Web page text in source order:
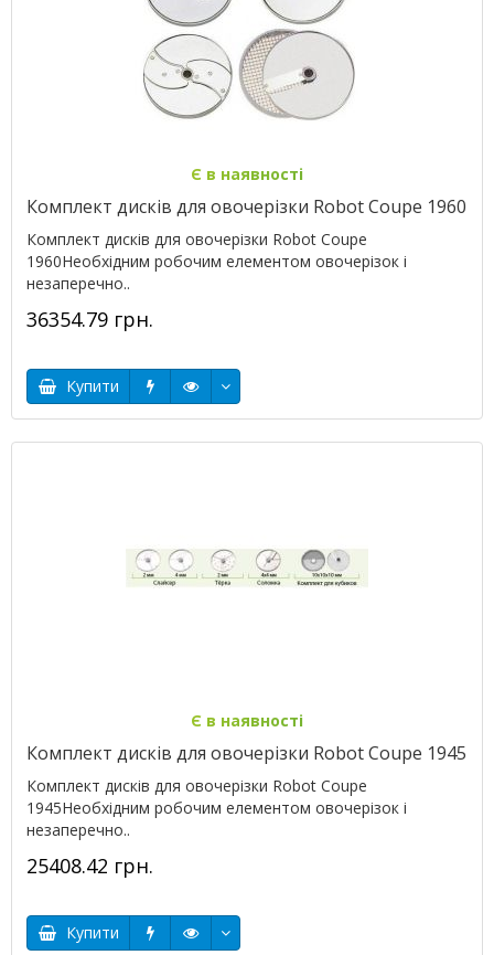
Є в наявності
Комплект дисків для овочерізки Robot Coupe 1960
Комплект дисків для овочерізки Robot Coupe
1960Необхідним робочим елементом овочерізок і
незаперечно..
36354.79 грн.
Купити
Є в наявності
Комплект дисків для овочерізки Robot Coupe 1945
Комплект дисків для овочерізки Robot Coupe
1945Необхідним робочим елементом овочерізок і
незаперечно..
25408.42 грн.
Купити